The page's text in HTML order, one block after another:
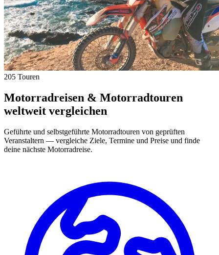
205 Touren
Motorradreisen & Motorradtouren
weltweit vergleichen
Geführte und selbstgeführte Motorradtouren von geprüften
Veranstaltern — vergleiche Ziele, Termine und Preise und finde
deine nächste Motorradreise.